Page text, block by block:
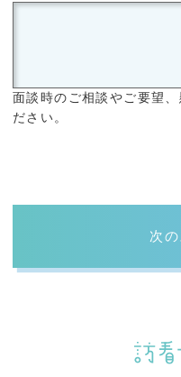
面談時のご相談やご要望
ださい。
次